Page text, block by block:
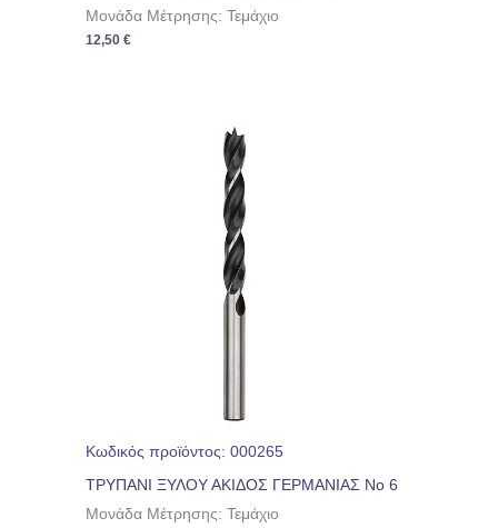
Μονάδα Μέτρησης: Τεμάχιο
12,50€
Κωδικός προϊόντος: 000265
ΤΡΥΠΑΝΙ ΞΥΛΟΥ ΑΚΙΔΟΣ ΓΕΡΜΑΝΙΑΣ Νο 6
Μονάδα Μέτρησης: Τεμάχιο